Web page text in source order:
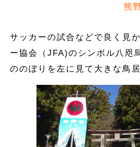
熊
サッカーの試合などで良く見
ー協会（JFA)のシンボル八咫
ののぼりを左に見て大きな鳥